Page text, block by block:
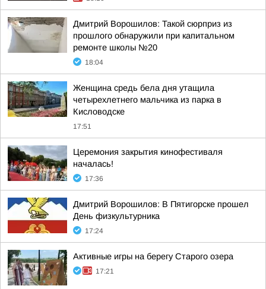
Дмитрий Ворошилов: Такой сюрприз из
прошлого обнаружили при капитальном
ремонте школы №20
18:04
Женщина средь бела дня утащила
четырехлетнего мальчика из парка в
Кисловодске
17:51
Церемония закрытия кинофестиваля
началась!
17:36
Дмитрий Ворошилов: В Пятигорске прошел
День физкультурника
17:24
Активные игры на берегу Старого озера
17:21